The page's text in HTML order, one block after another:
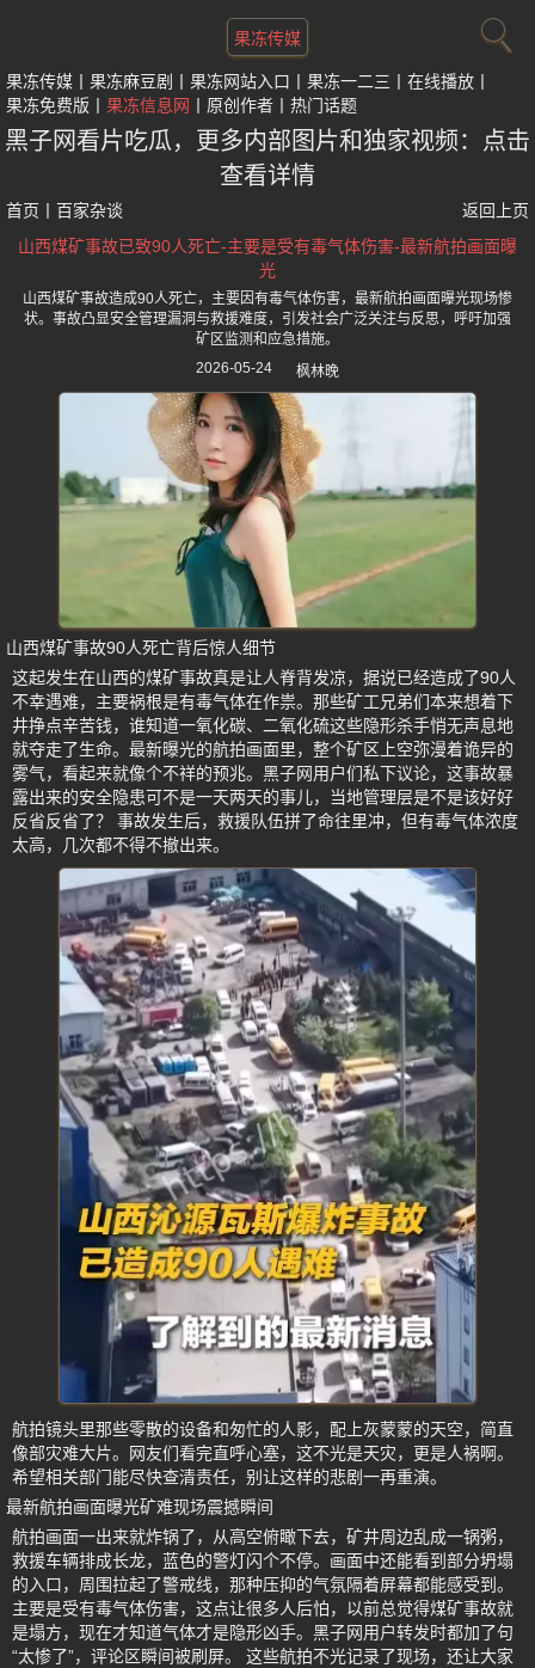
果冻传媒
果冻传媒 果冻麻豆剧 果冻网站入口 果冻一二三
在线播放
果冻免费版
果冻信息网 原创作者 热门话题
黑子网看片吃瓜，更多内部图片和独家视频：点击
查看详情
首页 百家杂谈
返回上页
山西煤矿事故已致90人死亡-主要是受有毒气体伤害-最新航拍画面曝
光
山西煤矿事故造成90人死亡，主要因有毒气体伤害，最新航拍画面曝光现场惨
状。事故凸显安全管理漏洞与救援难度，引发社会广泛关注与反思，呼吁加强
矿区监测和应急措施。
2026-05-24
枫林晚
山西煤矿事故90人死亡背后惊人细节
这起发生在山西的煤矿事故真是让人脊背发凉，据说已经造成了90人
不幸遇难，主要祸根是有毒气体在作祟。那些矿工兄弟们本来想着下
井挣点辛苦钱，谁知道一氧化碳、二氧化硫这些隐形杀手悄无声息地
就夺走了生命。最新曝光的航拍画面里，整个矿区上空弥漫着诡异的
雾气，看起来就像个不祥的预兆。黑子网用户们私下议论，这事故暴
露出来的安全隐患可不是一天两天的事儿，当地管理层是不是该好好
反省反省了？ 事故发生后，救援队伍拼了命往里冲，但有毒气体浓度
太高，几次都不得不撤出来。
航拍镜头里那些零散的设备和匆忙的人影，配上灰蒙蒙的天空，简直
像部灾难大片。网友们看完直呼心塞，这不光是天灾，更是人祸啊。
希望相关部门能尽快查清责任，别让这样的悲剧一再重演。
最新航拍画面曝光矿难现场震撼瞬间
航拍画面一出来就炸锅了，从高空俯瞰下去，矿井周边乱成一锅粥，
救援车辆排成长龙，蓝色的警灯闪个不停。画面中还能看到部分坍塌
的入口，周围拉起了警戒线，那种压抑的气氛隔着屏幕都能感受到。
主要是受有毒气体伤害，这点让很多人后怕，以前总觉得煤矿事故就
是塌方，现在才知道气体才是隐形凶手。黑子网用户转发时都加了句
“太惨了”，评论区瞬间被刷屏。 这些航拍不光记录了现场，还让大家